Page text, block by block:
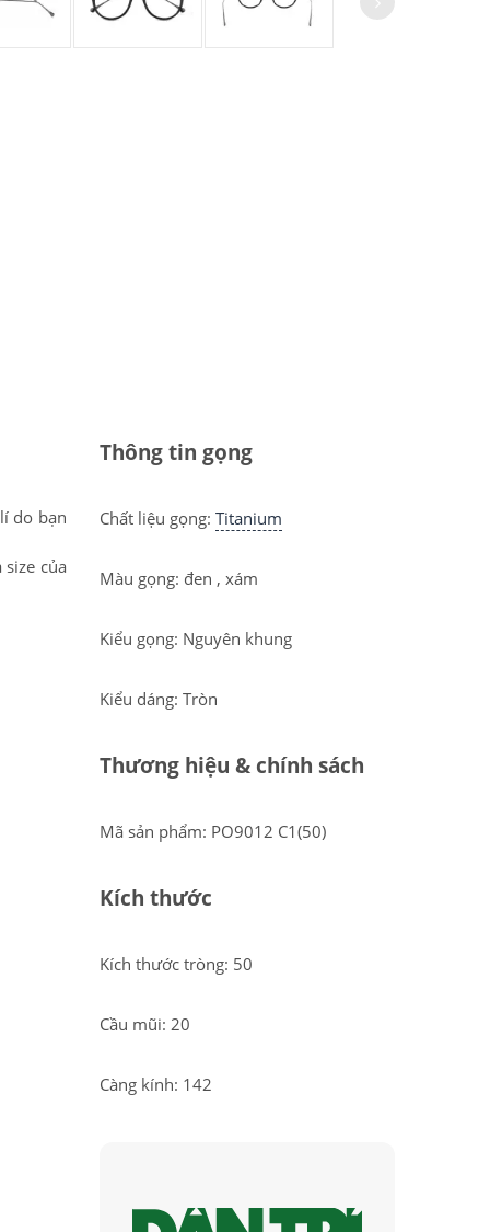
do bạn
của
Thông tin gọng
Chất liệu gọng: Titanium
Màu gọng: đen , xám
Kiểu gọng: Nguyên khung
Kiểu dáng: Tròn
Thương hiệu & chính sách
Mã sản phẩm: PO9012 C1(50)
Kích thước
Kích thước tròng: 50
Cầu mũi: 20
Càng kính: 142